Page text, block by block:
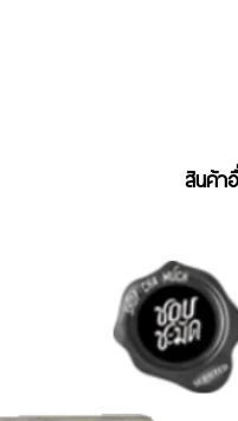
สินค้า